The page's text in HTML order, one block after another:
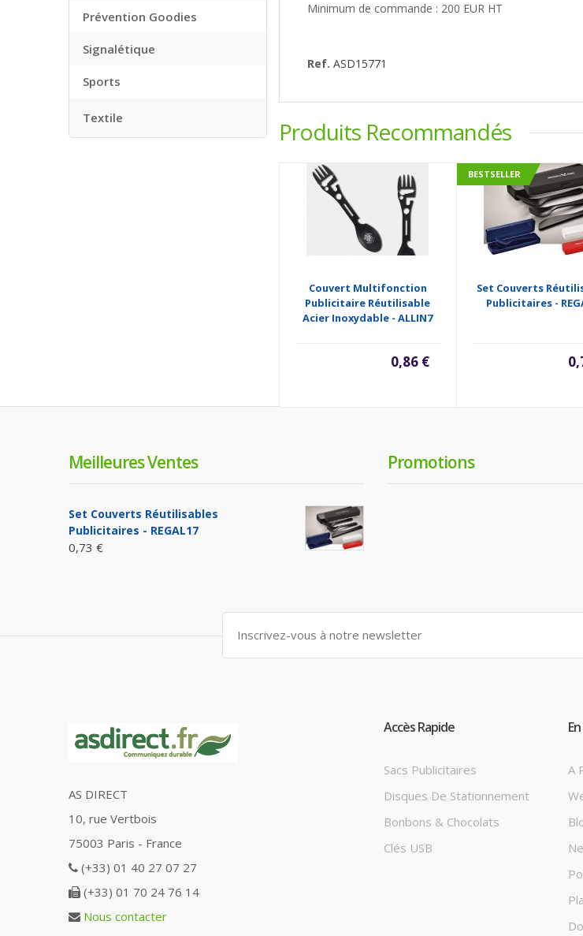
Prévention Goodies
Signalétique
Sports
Textile
Minimum de commande : 200 EUR HT
Ref. ASD15771
Produits Recommandés
Couvert Multifonction
Publicitaire Réutilisable
Acier Inoxydable - ALLIN7
0,86 €
BESTSELLER
Set Couverts
Publicitaires -
Meilleures Ventes
Set Couverts Réutilisables
Publicitaires - REGAL17
0,73 €
Promotions
AS DIRECT
10, rue Vertbois
75003 Paris - France
(+33) 01 40 27 07 27
(+33) 01 70 24 76 14
Nous contacter
Accès Rapide
Sacs Publicitaires
Disques De Stationnement
Bonbons & Chocolats
Clés USB
A